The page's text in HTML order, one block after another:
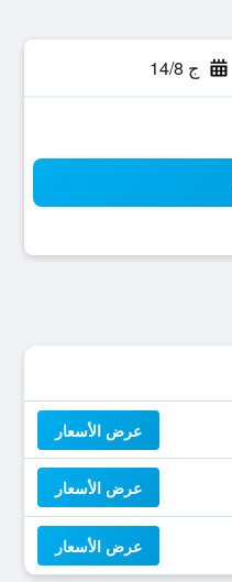
ج 14/8
عرض الأسعار
عرض الأسعار
عرض الأسعار